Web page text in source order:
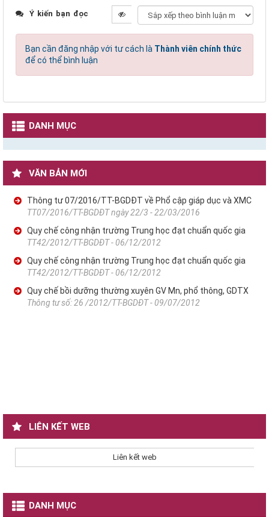
Ý kiến bạn đọc
Bạn cần đăng nhập với tư cách là Thành viên chính thức
để có thể bình luận
DANH MỤC
VĂN BẢN MỚI
Thông tư 07/2016/TT-BGDĐT về Phổ cập giáp dục và XMC
TT07/2016/TT-BGDĐT ngày 22/3 - 22/03/2016
Quy chế công nhận trường Trung học đạt chuẩn quốc gia
TT42/2012/TT-BGDĐT - 06/12/2012
Quy chế công nhận trường Trung học đạt chuẩn quốc gia
TT42/2012/TT-BGDĐT - 06/12/2012
Quy chế bồi dưỡng thường xuyên GV Mn, phổ thông, GDTX
Thông tư số: 26 /2012/TT-BGDĐT - 09/07/2012
LIÊN KẾT WEB
Liên kết web
DANH MỤC